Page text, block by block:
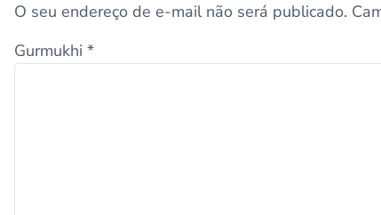
O seu endereço de e-mail não será publicado.
Gurmukhi *